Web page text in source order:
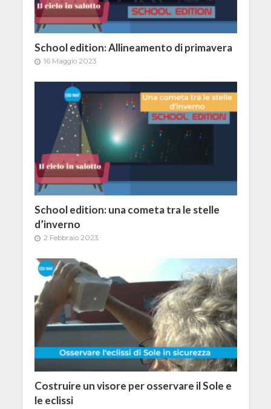
School edition: Allineamento di primavera
16 Maggio 2023
School edition: una cometa tra le stelle
d’inverno
2 Febbraio 2023
Costruire un visore per osservare il Sole e
le eclissi